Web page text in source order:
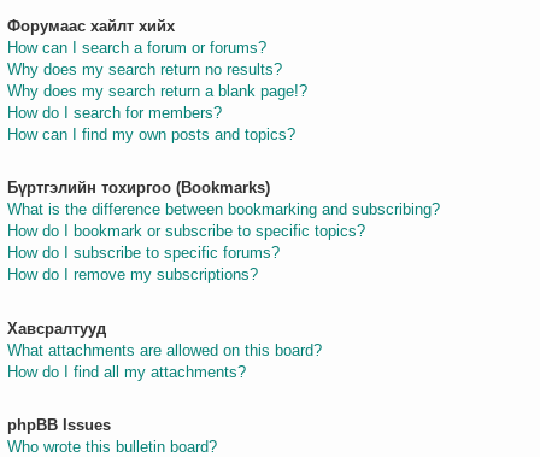
Форумаас хайлт хийх
How can I search a forum or forums?
Why does my search return no results?
Why does my search return a blank page!?
How do I search for members?
How can I find my own posts and topics?
Бүртгэлийн тохиргоо (Bookmarks)
What is the difference between bookmarking and subscribing?
How do I bookmark or subscribe to specific topics?
How do I subscribe to specific forums?
How do I remove my subscriptions?
Хавсралтууд
What attachments are allowed on this board?
How do I find all my attachments?
phpBB Issues
Who wrote this bulletin board?